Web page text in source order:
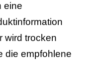
eine
wird trocken
die empfohlene